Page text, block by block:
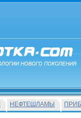
НЕФТЕШЛАМЫ